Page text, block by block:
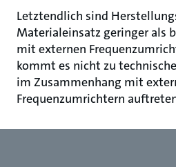
Letztendlich sind
Materialeinsatz geringer als
mit externen
kommt es nicht zu
im Zusammenhang mit
Frequenzumrichtern